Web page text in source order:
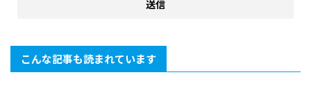
こんな記事も読まれています